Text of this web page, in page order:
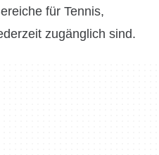
für Tennis,
zugänglich sind.